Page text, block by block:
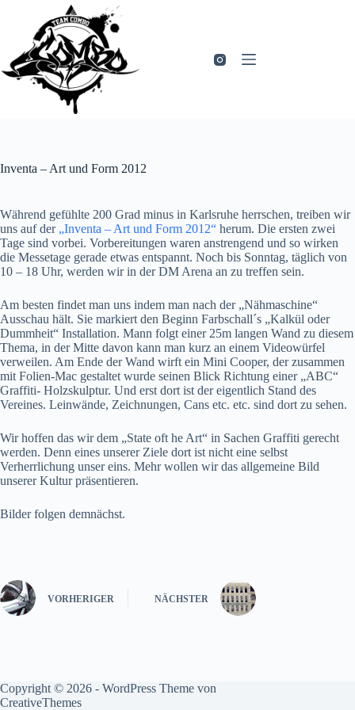
springen
Inventa – Art und Form 2012
Während gefühlte 200 Grad minus in Karlsruhe herrschen, treiben wir
uns auf der „Inventa – Art und Form 2012“ herum. Die ersten zwei
Tage sind vorbei. Vorbereitungen waren anstrengend und so wirken
die Messetage gerade etwas entspannt. Noch bis Sonntag, täglich von
10 – 18 Uhr, werden wir in der DM Arena an zu treffen sein.
Am besten findet man uns indem man nach der „Nähmaschine“
Ausschau hält. Sie markiert den Beginn Farbschall´s „Kalkül oder
Dummheit“ Installation. Mann folgt einer 25m langen Wand zu diesem
Thema, in der Mitte davon kann man kurz an einem Videowürfel
verweilen. Am Ende der Wand wirft ein Mini Cooper, der zusammen
mit Folien-Mac gestaltet wurde seinen Blick Richtung einer „ABC“
Graffiti- Holzskulptur. Und erst dort ist der eigentlich Stand des
Vereines. Leinwände, Zeichnungen, Cans etc. etc. sind dort zu sehen.
Wir hoffen das wir dem „State oft he Art“ in Sachen Graffiti gerecht
werden. Denn eines unserer Ziele dort ist nicht eine selbst
Verherrlichung unser eins. Mehr wollen wir das allgemeine Bild
unserer Kultur präsentieren.
Bilder folgen demnächst.
VORHERIGER NÄCHSTER
Copyright © 2026 - WordPress Theme von
CreativeThemes